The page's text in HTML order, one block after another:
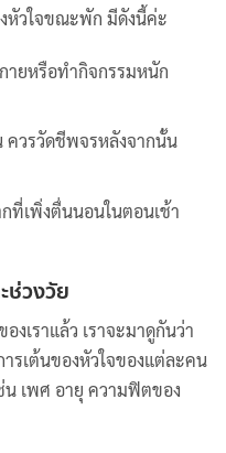
หัวใจขณะพัก มีดังนี้ค่ะ
ายหรือทำกิจกรรมหนัก
วรวัดชีพจรหลังจากนั้น
ที่เพิ่งตื่นนอนในตอนเช้า
ช่วงวัย
งเราแล้ว เราจะมาดูกันว่า
รเต้นของหัวใจของแต่ละคน
เพศ อายุ ความฟิตของ